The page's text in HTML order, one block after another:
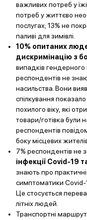
важливих потреб у
потреб у життєво
послугах; 13% не
паливі для зимівлі.
10% опитаних
дискримінацію з
випадків гендерного
респондентів не
насильства. Вони
спілкування
похилого віку, які
товари/готівка були
респондентів
боку місцевих
7% респондентів не
інфекції Covid-19
знають про практичні
симптоматики Covid-
Це стосується
літніх людей.
Транспортні